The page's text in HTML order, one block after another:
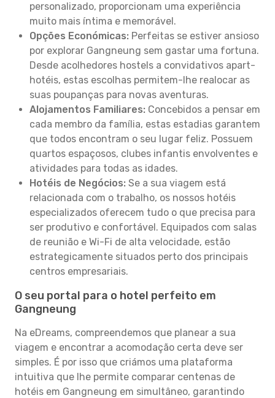
personalizado, proporcionam uma experiência
muito mais íntima e memorável.
Opções Económicas: Perfeitas se estiver ansioso
por explorar Gangneung sem gastar uma fortuna.
Desde acolhedores hostels a convidativos apart-
hotéis, estas escolhas permitem-lhe realocar as
suas poupanças para novas aventuras.
Alojamentos Familiares: Concebidos a pensar em
cada membro da família, estas estadias garantem
que todos encontram o seu lugar feliz. Possuem
quartos espaçosos, clubes infantis envolventes e
atividades para todas as idades.
Hotéis de Negócios: Se a sua viagem está
relacionada com o trabalho, os nossos hotéis
especializados oferecem tudo o que precisa para
ser produtivo e confortável. Equipados com salas
de reunião e Wi-Fi de alta velocidade, estão
estrategicamente situados perto dos principais
centros empresariais.
O seu portal para o hotel perfeito em
Gangneung
Na eDreams, compreendemos que planear a sua
viagem e encontrar a acomodação certa deve ser
simples. É por isso que criámos uma plataforma
intuitiva que lhe permite comparar centenas de
hotéis em Gangneung em simultâneo, garantindo